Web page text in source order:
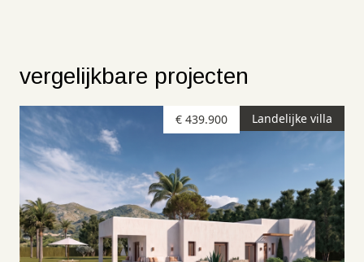
vergelijkbare projecten
Landelijke villa
€ 439.900